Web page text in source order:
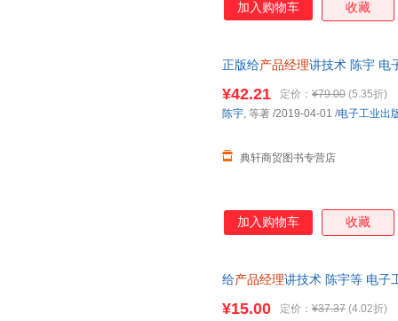
加入购物车 收藏
正版给产品经理讲技术 陈宇 电
¥42.21 定价： ¥79.00 (5.35折)
典轩商贸图书专营店
陈宇, 等著 /2019-04-01 /电子工业出
加入购物车 收藏
给产品经理讲技术 陈宇等 电子
¥15.00 定价： ¥37.37 (4.02折)